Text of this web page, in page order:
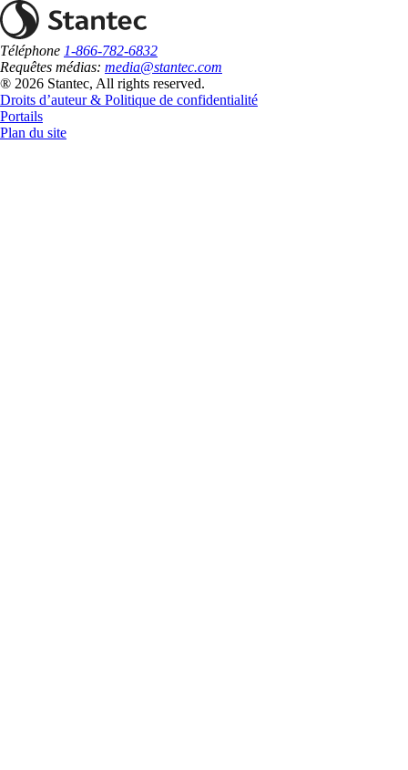
Téléphone 1-866-782-6832
Requêtes médias: media@stantec.com
® 2026 Stantec, All rights reserved.
Droits d’auteur & Politique de confidentialité
Portails
Plan du site